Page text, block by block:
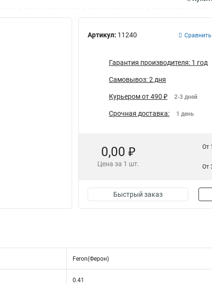
Артикул: 11240 Сравнить
Гарантия производителя: 1 год
Самовывоз: 2 дня
Курьером от 490 ₽ 2-3 дней
Срочная доставка: 1 день
0,00 ₽
Цена за 1 шт.
От
От
Быстрый заказ
Feron(Ферон)
0.41